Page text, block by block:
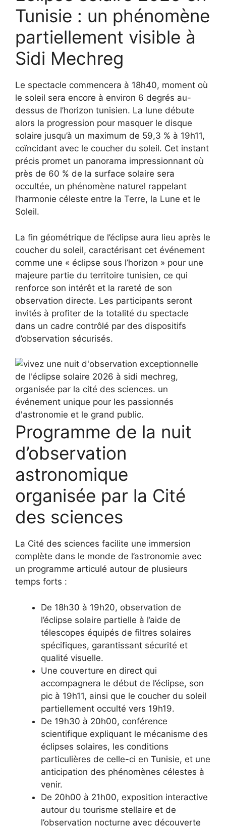
Tunisie : un phénomène
partiellement visible à
Sidi Mechreg
Le spectacle commencera à 18h40, moment où
le soleil sera encore à environ 6 degrés au-
dessus de l’horizon tunisien. La lune débute
alors la progression pour masquer le disque
solaire jusqu’à un maximum de 59,3 % à 19h11,
coïncidant avec le coucher du soleil. Cet instant
précis promet un panorama impressionnant où
près de 60 % de la surface solaire sera
occultée, un phénomène naturel rappelant
l’harmonie céleste entre la Terre, la Lune et le
Soleil.
La fin géométrique de l’éclipse aura lieu après le
coucher du soleil, caractérisant cet événement
comme une « éclipse sous l’horizon » pour une
majeure partie du territoire tunisien, ce qui
renforce son intérêt et la rareté de son
observation directe. Les participants seront
invités à profiter de la totalité du spectacle
dans un cadre contrôlé par des dispositifs
d’observation sécurisés.
Programme de la nuit
d’observation
astronomique
organisée par la Cité
des sciences
La Cité des sciences facilite une immersion
complète dans le monde de l’astronomie avec
un programme articulé autour de plusieurs
temps forts :
De 18h30 à 19h20, observation de
l’éclipse solaire partielle à l’aide de
télescopes équipés de filtres solaires
spécifiques, garantissant sécurité et
qualité visuelle.
Une couverture en direct qui
accompagnera le début de l’éclipse, son
pic à 19h11, ainsi que le coucher du soleil
partiellement occulté vers 19h19.
De 19h30 à 20h00, conférence
scientifique expliquant le mécanisme des
éclipses solaires, les conditions
particulières de celle-ci en Tunisie, et une
anticipation des phénomènes célestes à
venir.
De 20h00 à 21h00, exposition interactive
autour du tourisme stellaire et de
l’observation nocturne avec découverte